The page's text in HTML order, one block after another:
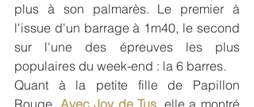
plus à son palmarès. Le premier à
l'issue d'un barrage à 1m40, le second
sur l'une des épreuves les plus
populaires du week-end : la 6 barres.
Quant à la petite fille de Papillon
Rouge, Avec Joy de Tus, elle a montré